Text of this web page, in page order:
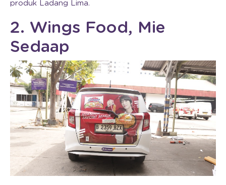
produk Ladang Lima.
2. Wings Food, Mie
Sedaap